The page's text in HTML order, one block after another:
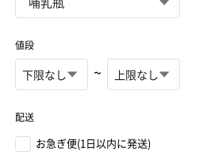
値段
~
配送
お急ぎ便(1日以内に発送)